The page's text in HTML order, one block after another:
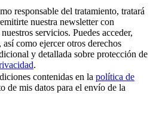
responsable del tratamiento, tratará
nuestra newsletter con
servicios. Puedes acceder,
como ejercer otros derechos
y detallada sobre protección de
.
contenidas en la política de
de mis datos para el envío de la